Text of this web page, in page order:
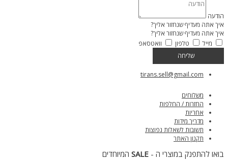
הודעה
איך אתה מעדיף שנחזור אליך?
איך אתה מעדיף שנחזור אליך?
מייל
טלפון
וואטסאפ
שליחה
tirans.sell@gmail.com
משלוחים
החזרות / החלפות
אחריות
מדריך מידות
תשובות לשאלות נפוצות
תקנון האתר
בואו להתפנק במוצרי ה - SALE המיוחדים